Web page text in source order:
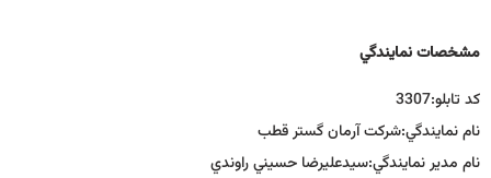
مشخصات نمايندگي
كد تابلو:3307
نام نمايندگي:شركت آرمان گستر قطب
نام مدير نمايندگي:سيدعليرضا حسيني راوندي